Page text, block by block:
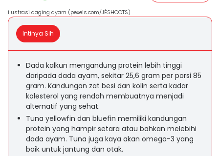
ilustrasi daging ayam (pexels.com/JÉSHOOTS)
Intinya Sih
Dada kalkun mengandung protein lebih tinggi
daripada dada ayam, sekitar 25,6 gram per porsi 85
gram. Kandungan zat besi dan kolin serta kadar
kolesterol yang rendah membuatnya menjadi
alternatif yang sehat.
Tuna yellowfin dan bluefin memiliki kandungan
protein yang hampir setara atau bahkan melebihi
dada ayam. Tuna juga kaya akan omega-3 yang
baik untuk jantung dan otak.